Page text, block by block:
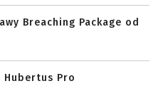
Breaching Package od
Hubertus Pro